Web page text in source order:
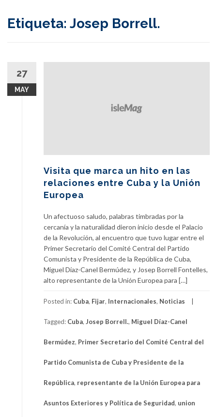
Etiqueta: Josep Borrell.
27
MAY
Visita que marca un hito en las
relaciones entre Cuba y la Unión
Europea
Un afectuoso saludo, palabras timbradas por la
cercanía y la naturalidad dieron inicio desde el Palacio
de la Revolución, al encuentro que tuvo lugar entre el
Primer Secretario del Comité Central del Partido
Comunista y Presidente de la República de Cuba,
Miguel Díaz-Canel Bermúdez, y Josep Borrell Fontelles,
alto representante de la Unión Europea para […]
Posted in: Cuba, Fijar, Internacionales, Noticias
Tagged: Cuba, Josep Borrell., Miguel Díaz-Canel
Bermúdez, Primer Secretario del Comité Central del
Partido Comunista de Cuba y Presidente de la
República, representante de la Unión Europea para
Asuntos Exteriores y Política de Seguridad, union